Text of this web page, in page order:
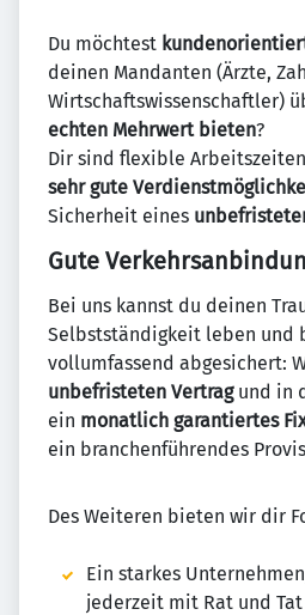
Du möchtest
deinen Mandanten (Ärzte,
Wirtschaftswissenschaftler)
echten Mehrwert bieten?
Dir sind flexible
sehr gute
Sicherheit eines
Gute
Bei uns kannst du deinen
Selbstständigkeit leben und
vollumfassend abgesichert:
unbefristeten Vertragund in
ein monatlich garantiertes
ein branchenführendes
Des Weiteren bieten wir dir
Ein starkes
jederzeit mit Rat und